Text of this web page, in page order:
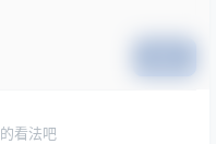
看法吧